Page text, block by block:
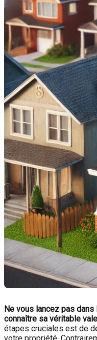
Ne vous lancez pas
connaître sa véritable
étapes cruciales est de